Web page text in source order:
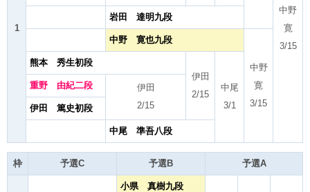
1
中野
寛
3/15
岩田 達明九段
中野 寛也九段
中野
寛
3/15
熊本 秀生初段
伊田
2/15
中尾
3/1
重野 由紀二段
伊田
2/15
伊田 篤史初段
中尾 準吾八段
枠 予選C 予選B 予選A
小県 真樹九段